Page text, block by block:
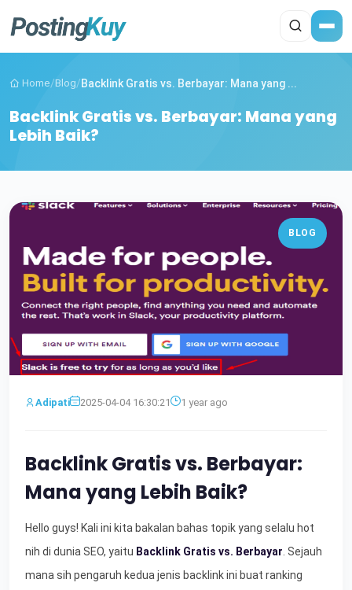
Home/Blog/Backlink Gratis vs. Berbayar: Mana yang ...
Backlink Gratis vs. Berbayar: Mana yang
Lebih Baik?
BLOG
Adipati 2025-04-04 16:30:21 1 year ago
Backlink Gratis vs. Berbayar:
Mana yang Lebih Baik?
Hello guys! Kali ini kita bakalan bahas topik yang selalu hot
nih di dunia SEO, yaitu Backlink Gratis vs. Berbayar . Sejauh
mana sih pengaruh kedua jenis backlink ini buat ranking